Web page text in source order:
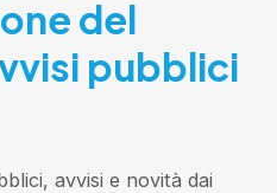
del
pubblici
avvisi e novità dai